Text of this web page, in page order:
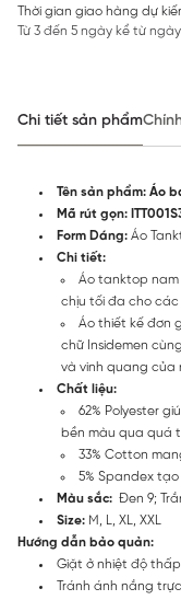
Thời gian giao hàng dự
Từ 3 đến 5 ngày kể từ
Chi tiết sản phẩm
Tên sản phẩm: Áo
Mã rút gọn:
Form Dáng: Áo
Chi tiết:
Áo tanktop nam
chịu tối đa cho
Áo thiết kế đơn
chữ Insidemen
và vinh quang của
Chất liệu:
62% Polyester
bền màu qua quá
33% Cotton
5% Spandex
Màu sắc: Đen 9;
Size: M, L, XL, XXL
Hướng dẫn bảo quản:
Giặt ở nhiệt độ
Tránh ánh nắng